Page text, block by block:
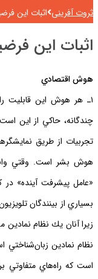
ثروت آفرینی اثبات اين
اثبات اين
هوش اقتصادي
١ـ هر هوش اين قابليت
چندگانه، حاكي از اين
تجربيات از طريق
هوش بشر است. وقتي
بسياري از بينندگان
زيرا آنان يك نظام نمادين
نظام نمادين
است كه راه‌هاي متفاوتي